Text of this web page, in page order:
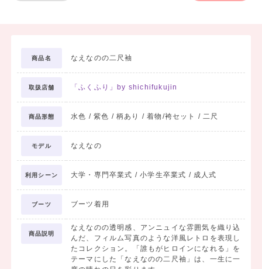
商品名 なえなのの二尺袖
取扱店舗 「ふくふり」by shichifukujin
商品形態 水色 / 紫色 / 柄あり / 着物/袴セット / 二尺
モデル なえなの
利用シーン 大学・専門卒業式 / 小学生卒業式 / 成人式
ブーツ ブーツ着用
商品説明
なえなのの透明感、アンニュイな雰囲気を織り込
んだ、フィルム写真のような洋風レトロを表現し
たコレクション。「誰もがヒロインになれる」を
テーマにした「なえなのの二尺袖」は、一生に一